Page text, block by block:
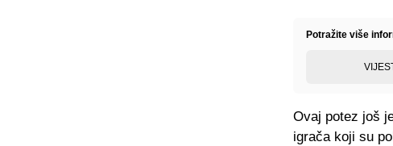
Potražite više
Ovaj potez još
igrača koji su